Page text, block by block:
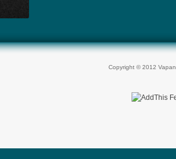
Copyright © 2012